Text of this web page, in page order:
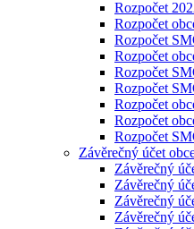
Rozpočet
Rozpočet
Rozpočet
Rozpočet
Rozpočet
Rozpočet
Rozpočet
Rozpočet
Rozpočet
Závěrečný účet
Závěrečný
Závěrečný
Závěrečný
Závěrečný